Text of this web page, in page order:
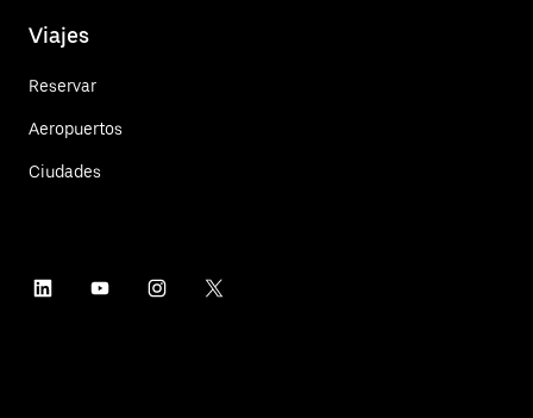
Viajes
Reservar
Aeropuertos
Ciudades